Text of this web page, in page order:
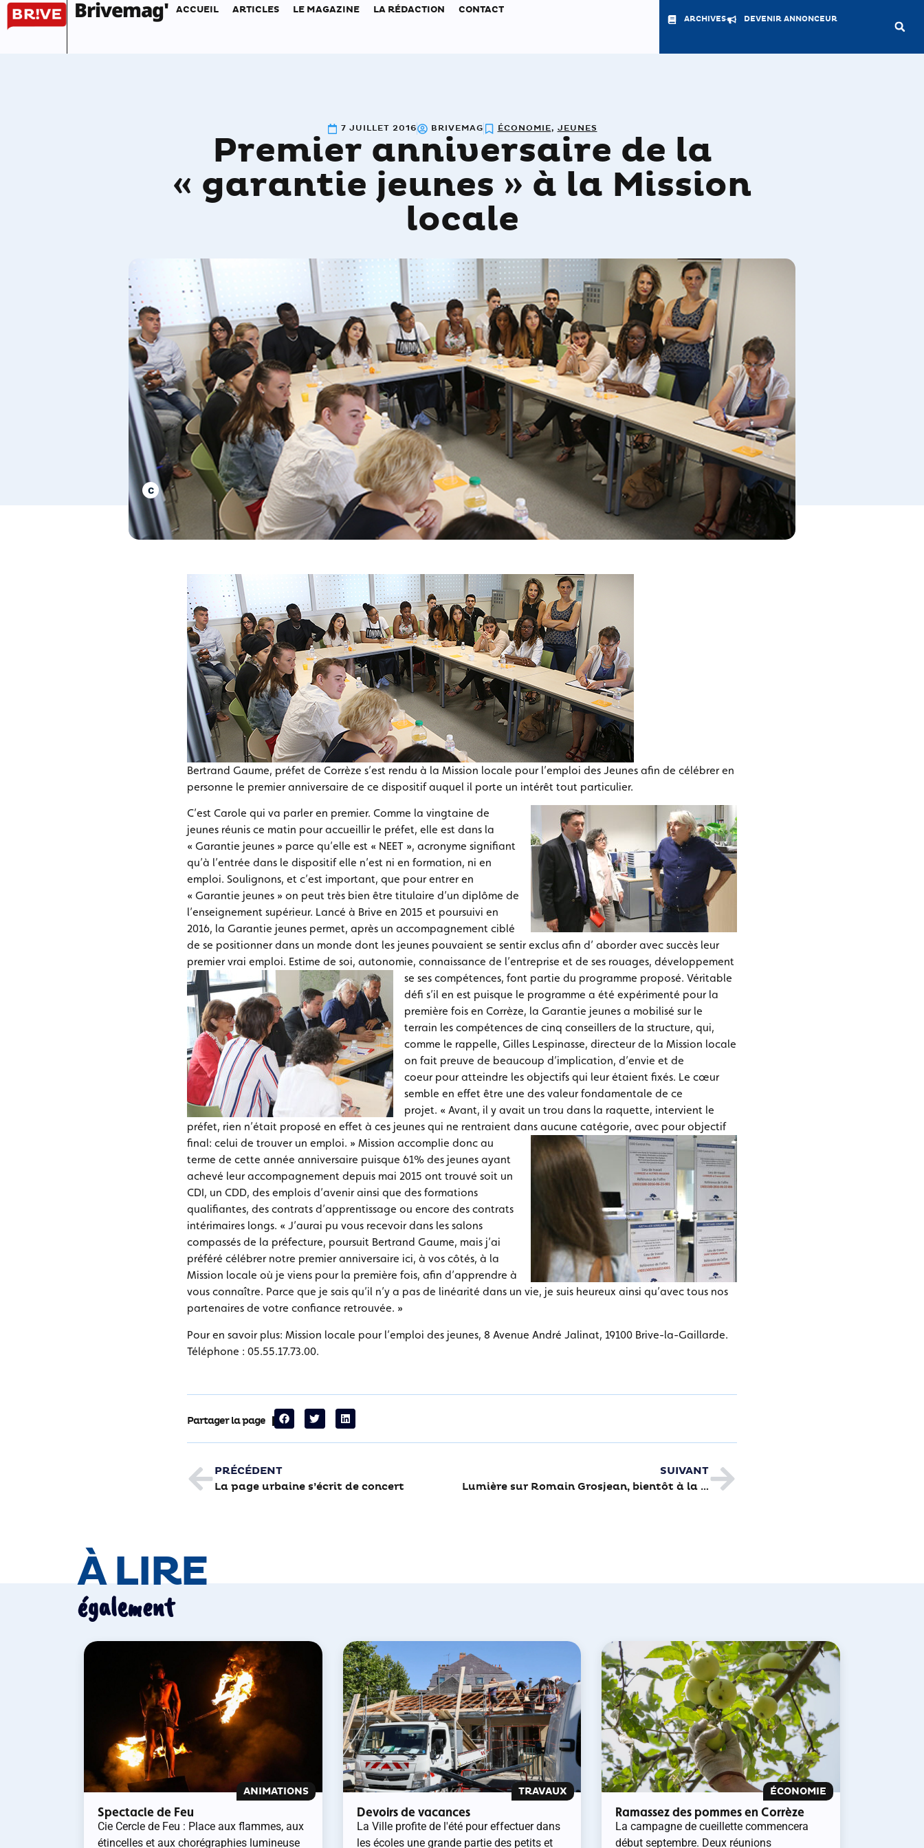
Brivemag' ACCUEIL ARTICLES LE MAGAZINE LA RÉDACTION CONTACT
ARCHIVES DEVENIR ANNONCEUR
7 JUILLET 2016 BRIVEMAG ÉCONOMIE, JEUNES
Premier anniversaire de la
« garantie jeunes » à la Mission
locale
Bertrand Gaume, préfet de Corrèze s’est rendu à la Mission locale pour l’emploi des Jeunes afin de célébrer en
personne le premier anniversaire de ce dispositif auquel il porte un intérêt tout particulier.
C’est Carole qui va parler en premier. Comme la vingtaine de
jeunes réunis ce matin pour accueillir le préfet, elle est dans la
« Garantie jeunes » parce qu’elle est « NEET », acronyme signifiant
qu’à l’entrée dans le dispositif elle n’est ni en formation, ni en
emploi. Soulignons, et c’est important, que pour entrer en
« Garantie jeunes » on peut très bien être titulaire d’un diplôme de
l’enseignement supérieur. Lancé à Brive en 2015 et poursuivi en
2016, la Garantie jeunes permet, après un accompagnement ciblé
de se positionner dans un monde dont les jeunes pouvaient se sentir exclus afin d’ aborder avec succès leur
premier vrai emploi. Estime de soi, autonomie, connaissance de l’entreprise et de ses rouages, développement
se ses compétences, font partie du programme proposé. Véritable
défi s’il en est puisque le programme a été expérimenté pour la
première fois en Corrèze, la Garantie jeunes a mobilisé sur le
terrain les compétences de cinq conseillers de la structure, qui,
comme le rappelle, Gilles Lespinasse, directeur de la Mission locale
on fait preuve de beaucoup d’implication, d’envie et de
coeur pour atteindre les objectifs qui leur étaient fixés. Le cœur
semble en effet être une des valeur fondamentale de ce
projet. « Avant, il y avait un trou dans la raquette, intervient le
préfet, rien n’était proposé en effet à ces jeunes qui ne rentraient dans aucune catégorie, avec pour objectif
final: celui de trouver un emploi. » Mission accomplie donc au
terme de cette année anniversaire puisque 61% des jeunes ayant
achevé leur accompagnement depuis mai 2015 ont trouvé soit un
CDI, un CDD, des emplois d’avenir ainsi que des formations
qualifiantes, des contrats d’apprentissage ou encore des contrats
intérimaires longs. « J’aurai pu vous recevoir dans les salons
compassés de la préfecture, poursuit Bertrand Gaume, mais j’ai
préféré célébrer notre premier anniversaire ici, à vos côtés, à la
Mission locale où je viens pour la première fois, afin d’apprendre à
vous connaître. Parce que je sais qu’il n’y a pas de linéarité dans un vie, je suis heureux ainsi qu’avec tous nos
partenaires de votre confiance retrouvée. »
Pour en savoir plus: Mission locale pour l’emploi des jeunes, 8 Avenue André Jalinat, 19100 Brive-la-Gaillarde.
Téléphone : 05.55.17.73.00.
Partager la page
PRÉCÉDENT
La page urbaine s’écrit de concert
SUIVANT
Lumière sur Romain Grosjean, bientôt à la tête du Rex
À LIRE
également
ANIMATIONS
Spectacle de Feu
Cie Cercle de Feu : Place aux flammes, aux
étincelles et aux chorégraphies lumineuse
TRAVAUX
Devoirs de vacances
La Ville profite de l'été pour effectuer dans
les écoles une grande partie des petits et
ÉCONOMIE
Ramassez des pommes en Corrèze
La campagne de cueillette commencera
début septembre. Deux réunions